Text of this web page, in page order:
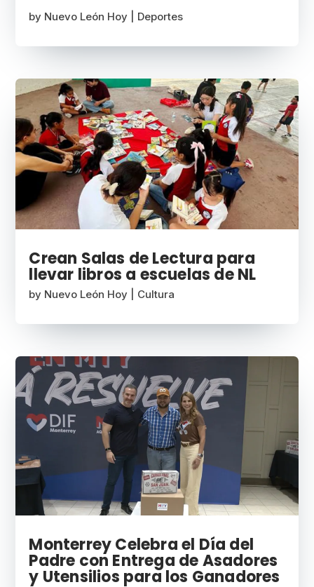
by Nuevo León Hoy Deportes
Crean Salas de Lectura para
llevar libros a escuelas de NL
by Nuevo León Hoy Cultura
Monterrey Celebra el Día del
Padre con Entrega de Asadores
y Utensilios para los Ganadores